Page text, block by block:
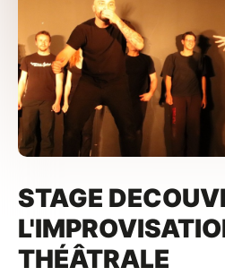
STAGE
THÉÂTRALE